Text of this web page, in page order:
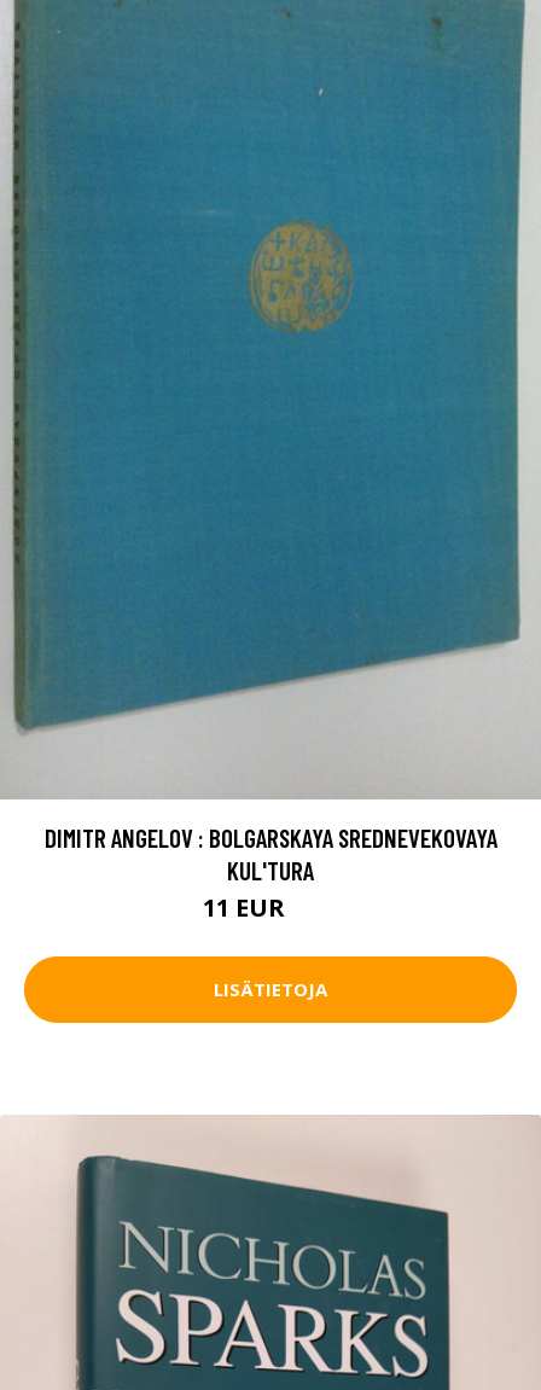
DIMITR ANGELOV : BOLGARSKAYA SREDNEVEKOVAYA
KUL'TURA
11 EUR
LISÄTIETOJA